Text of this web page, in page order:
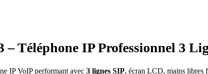
– Téléphone IP Professionnel 3
IP VoIP performant avec 3 lignes SIP, écran LCD, mains